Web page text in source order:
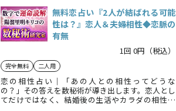
無料恋占い『2人が結ばれる可能
性は？』恋人＆夫婦相性◆恋脈の
有無
1回 0円（税込）
完全無料 二人用
恋の相性占い｜「あの人との相性ってどうな
の？」その答えを数秘術が導き出します。恋人とし
てだけではなく、結婚後の生活やカラダの相性ま